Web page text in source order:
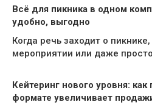
Всё для пикника в одном
удобно, выгодно
Когда речь заходит о
мероприятии или даже
Кейтеринг нового уровня:
формате увеличивает